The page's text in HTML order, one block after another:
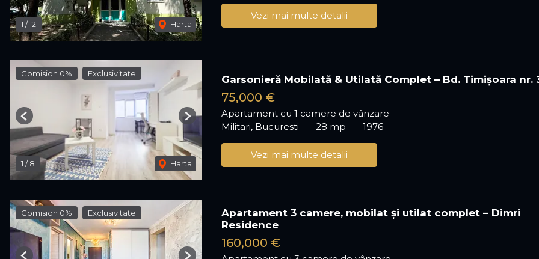
1 /12 Harta
Vezi mai multe detalii
Comision 0% Exclusivitate
1 /8 Harta
Previous Next
Garsonieră Mobilată & Utilată Complet – Bd. Timișoara nr.
75,000 €
Apartament cu 1 camere de vânzare
Militari, Bucuresti
28 mp 1976
Vezi mai multe detalii
Comision 0% Exclusivitate
Apartament 3 camere, mobilat și utilat complet – Dimri
Residence
160,000 €